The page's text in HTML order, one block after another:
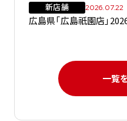
新店舗 2026.07.22
広島県「広島祇園店」
一覧